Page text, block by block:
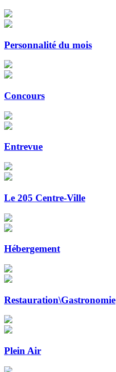
Personnalité du mois
Concours
Entrevue
Le 205 Centre-Ville
Hébergement
Restauration\Gastronomie
Plein Air